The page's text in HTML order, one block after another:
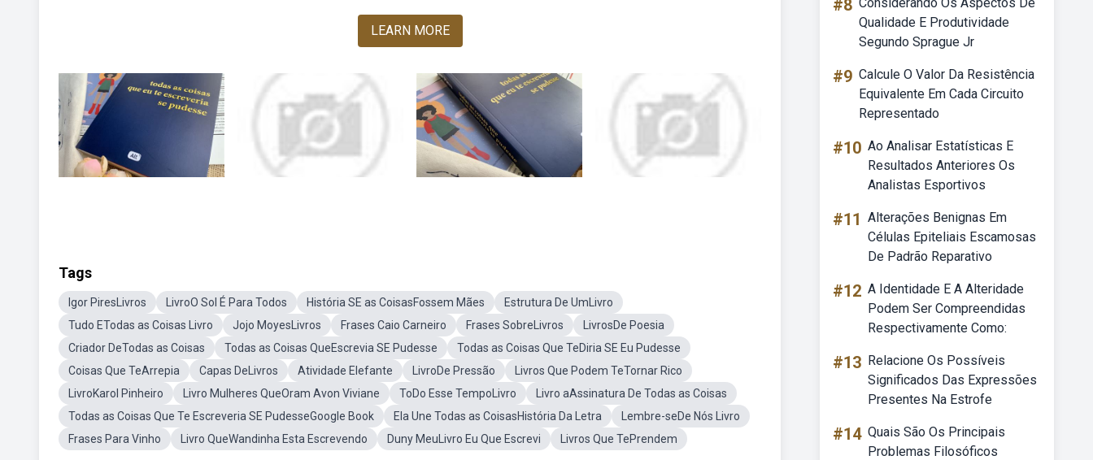
LEARN MORE
Tags
Igor PiresLivros LivroO Sol É Para Todos História SE as CoisasFossem Mães
Estrutura De UmLivro
Tudo ETodas as Coisas Livro
Jojo MoyesLivros Frases Caio Carneiro Frases SobreLivros
LivrosDe Poesia
Criador DeTodas as Coisas
Todas as Coisas QueEscrevia SE Pudesse
Todas as Coisas Que TeDiria SE Eu Pudesse
Coisas Que TeArrepia
Capas DeLivros Atividade Elefante LivroDe Pressão
Livros Que Podem TeTornar Rico
LivroKarol Pinheiro
Livro Mulheres QueOram Avon Viviane ToDo Esse TempoLivro
Livro aAssinatura De Todas as Coisas
Todas as Coisas Que Te Escreveria SE PudesseGoogle Book
Ela Une Todas as CoisasHistória Da Letra
Lembre-seDe Nós Livro
Frases Para Vinho
Livro QueWandinha Esta Escrevendo Duny MeuLivro Eu Que Escrevi Livros Que TePrendem
#8
Qualidade E Produtividade
Segundo Sprague Jr
#9 Calcule O Valor Da Resistência
Equivalente Em Cada Circuito
Representado
#10 Ao Analisar Estatísticas E
Resultados Anteriores Os
Analistas Esportivos
#11 Alterações Benignas Em
Células Epiteliais Escamosas
De Padrão Reparativo
#12 A Identidade E A Alteridade
Podem Ser Compreendidas
Respectivamente Como:
#13 Relacione Os Possíveis
Significados Das Expressões
Presentes Na Estrofe
#14 Quais São Os Principais
Problemas Filosóficos